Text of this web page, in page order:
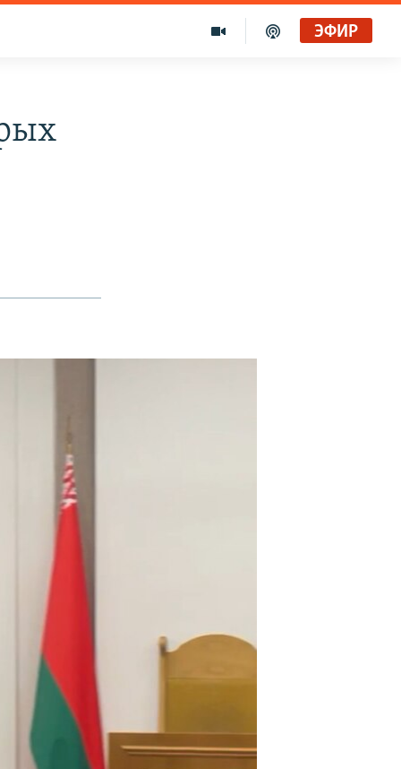
ЭФИР